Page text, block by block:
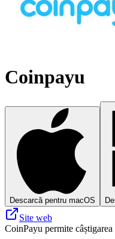
Coinpayu
Descarcă pentru macOS
Site web
CoinPayu permite